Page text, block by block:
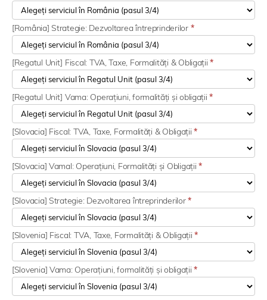
[România] Strategie: Dezvoltarea întreprinderilor *
[Regatul Unit] Fiscal: TVA, Taxe, Formalități & Obligații*
[Regatul Unit] Vama: Operațiuni, formalități și obligații*
[Slovacia] Fiscal: TVA, Taxe, Formalități & Obligații*
[Slovacia] Vamal: Operațiuni, Formalități și Obligații*
[Slovacia] Strategie: Dezvoltarea întreprinderilor*
[Slovenia] Fiscal: TVA, Taxe, Formalități & Obligații*
[Slovenia] Vama: Operațiuni, formalități și obligații*